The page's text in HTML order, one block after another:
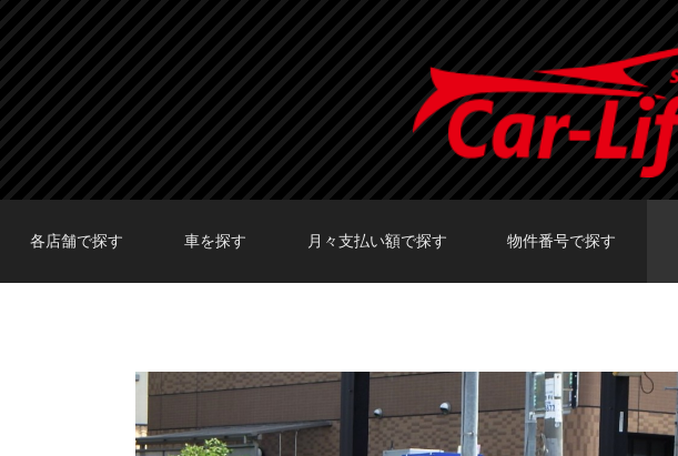
各店舗で探す 車を探す 月々支払い額で探す 物件番号で探す